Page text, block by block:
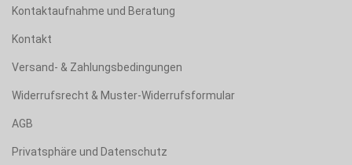
Kontaktaufnahme und Beratung
Kontakt
Versand- & Zahlungsbedingungen
Widerrufsrecht & Muster-Widerrufsformular
AGB
Privatsphäre und Datenschutz